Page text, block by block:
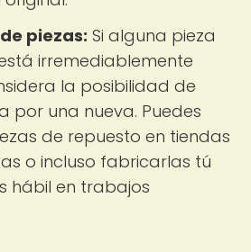
piezas: Si alguna pieza
irremediablemente
la posibilidad de
por una nueva. Puedes
de repuesto en tiendas
o incluso fabricarlas tú
hábil en trabajos